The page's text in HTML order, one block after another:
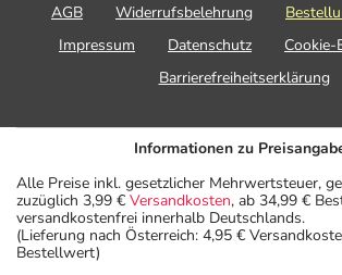
AGB Widerrufsbelehrung
Impressum
Datenschutz
Cookie-
Barrierefreiheitserklärung
Informationen zu
Alle Preise inkl. gesetzlicher Mehrwertsteuer,
zuzüglich 3,99 € Versandkosten, ab 34,99 €
versandkostenfrei innerhalb Deutschlands.
(Lieferung nach Österreich: 4,95 €
Bestellwert)